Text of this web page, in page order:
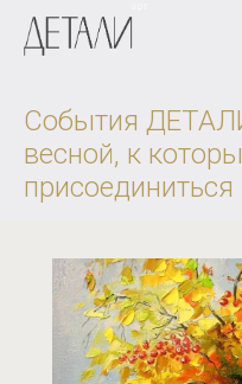
События
весной, к
присоединиться